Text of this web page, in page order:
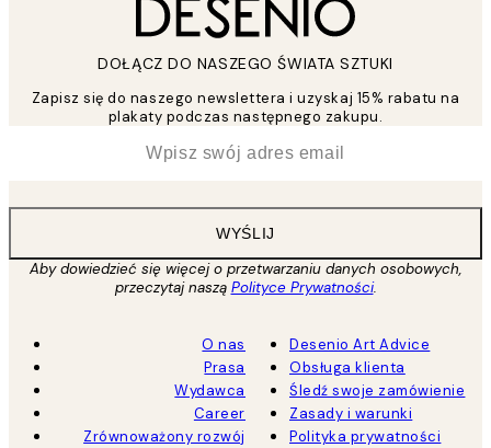
DOŁĄCZ DO NASZEGO ŚWIATA SZTUKI
Zapisz się do naszego newslettera i uzyskaj 15% rabatu na
plakaty podczas następnego zakupu.
WYŚLIJ
Aby dowiedzieć się więcej o przetwarzaniu danych osobowych,
przeczytaj naszą Polityce Prywatności.
O nas
Prasa
Wydawca
Career
Zrównoważony rozwój
Desenio Art Advice
Obsługa klienta
Śledź swoje zamówienie
Zasady i warunki
Polityka prywatności